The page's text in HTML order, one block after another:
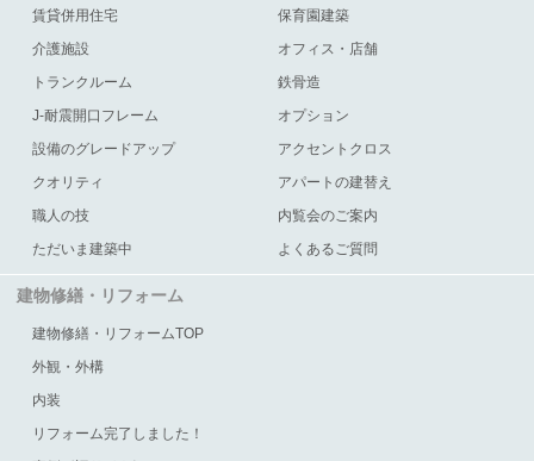
賃貸併用住宅
保育園建築
介護施設
オフィス・店舗
トランクルーム
鉄骨造
J-耐震開口フレーム
オプション
設備のグレードアップ
アクセントクロス
クオリティ
アパートの建替え
職人の技
内覧会のご案内
ただいま建築中
よくあるご質問
建物修繕・リフォーム
建物修繕・リフォームTOP
外観・外構
内装
リフォーム完了しました！